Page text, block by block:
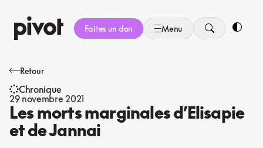
au
contenu
Faites un don Menu
Retour
Chronique
29 novembre 2021
Les morts marginales d’Elisapie
et de Jannai